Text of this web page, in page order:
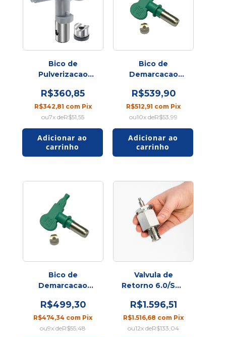
Bico de
Pulverizacao
R$360,85
R$342,81 com Pix
7x deR$51,55
Bico de
Demarcacao
R$539,90
R$512,91 com Pix
10x deR$53,99
Bico de
Demarcacao
R$499,30
R$474,34 com Pix
9x deR$55,48
Valvula de
Retorno 6.0/SPS
R$1.596,51
R$1.516,68 com Pix
12x deR$133,04